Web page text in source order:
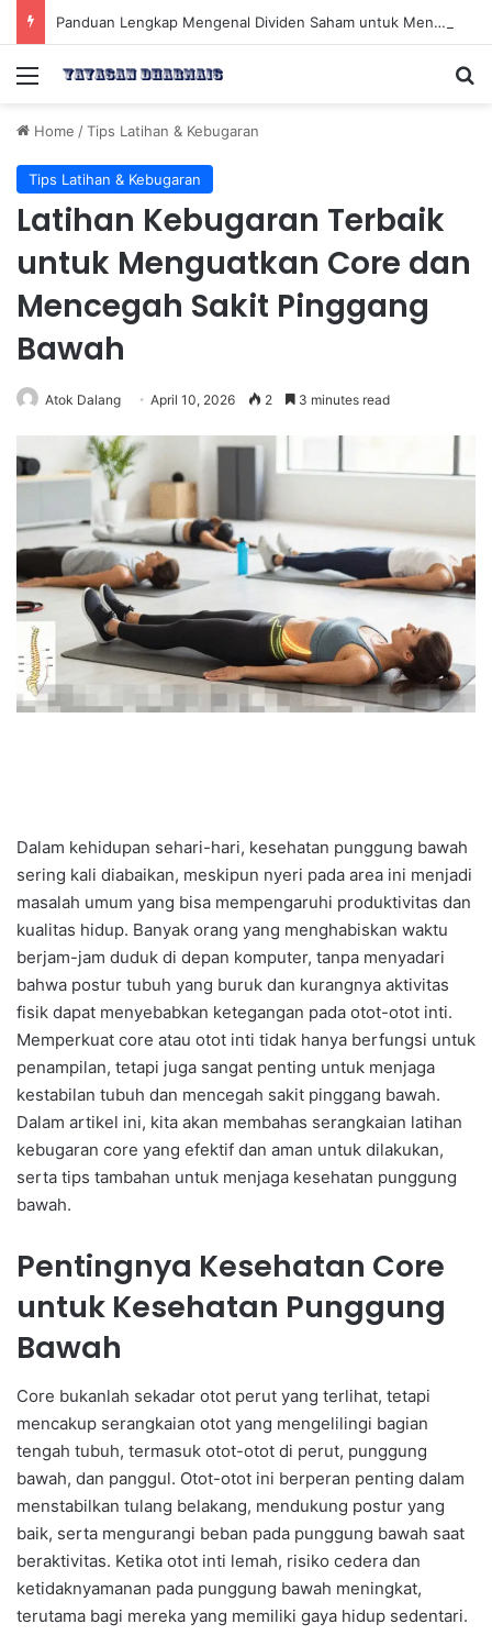
Panduan Lengkap Mengenal Dividen Saham untuk Mendapatkan Pasif Income Setiap Tahun
Menu
Home /Tips Latihan & Kebugaran
Tips Latihan & Kebugaran
Latihan Kebugaran Terbaik
untuk Menguatkan Core dan
Mencegah Sakit Pinggang
Bawah
Atok Dalang April 10, 2026 2 3 minutes read
Dalam kehidupan sehari-hari, kesehatan punggung bawah
sering kali diabaikan, meskipun nyeri pada area ini menjadi
masalah umum yang bisa mempengaruhi produktivitas dan
kualitas hidup. Banyak orang yang menghabiskan waktu
berjam-jam duduk di depan komputer, tanpa menyadari
bahwa postur tubuh yang buruk dan kurangnya aktivitas
fisik dapat menyebabkan ketegangan pada otot-otot inti.
Memperkuat core atau otot inti tidak hanya berfungsi untuk
penampilan, tetapi juga sangat penting untuk menjaga
kestabilan tubuh dan mencegah sakit pinggang bawah.
Dalam artikel ini, kita akan membahas serangkaian latihan
kebugaran core yang efektif dan aman untuk dilakukan,
serta tips tambahan untuk menjaga kesehatan punggung
bawah.
Pentingnya Kesehatan Core
untuk Kesehatan Punggung
Bawah
Core bukanlah sekadar otot perut yang terlihat, tetapi
mencakup serangkaian otot yang mengelilingi bagian
tengah tubuh, termasuk otot-otot di perut, punggung
bawah, dan panggul. Otot-otot ini berperan penting dalam
menstabilkan tulang belakang, mendukung postur yang
baik, serta mengurangi beban pada punggung bawah saat
beraktivitas. Ketika otot inti lemah, risiko cedera dan
ketidaknyamanan pada punggung bawah meningkat,
terutama bagi mereka yang memiliki gaya hidup sedentari.